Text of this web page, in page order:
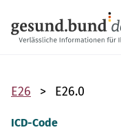
E26 E26.0
ICD-Code